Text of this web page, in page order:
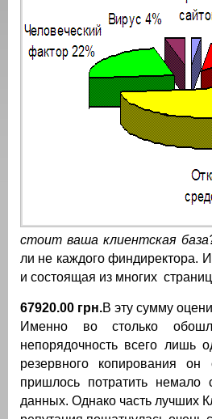
стоит ваша клиентская
ли не каждого финдиректора.
и состоящая из многих
67920.00 грн.В эту сумму
Именно во столько
непорядочность всего лишь
резервного копирования
пришлось потратить немало
данных. Однако часть лучших